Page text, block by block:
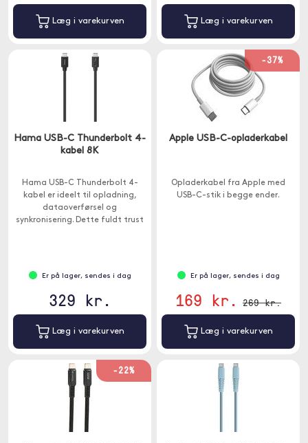
Læg i varekurven Læg i varekurven
Hama USB-C Thunderbolt 4-
kabel 8K
Hama USB-C Thunderbolt 4-
kabel er ideelt til opladning,
dataoverførsel og
synkronisering. Dette fuldt trust
Er på lager, sendes i dag
329 kr.
Læg i varekurven
-37%
Apple USB-C-opladerkabel
Opladerkabel fra Apple med
USB-C-stik i begge ender.
Er på lager, sendes i dag
169 kr. 269 kr.
Læg i varekurven
-22%